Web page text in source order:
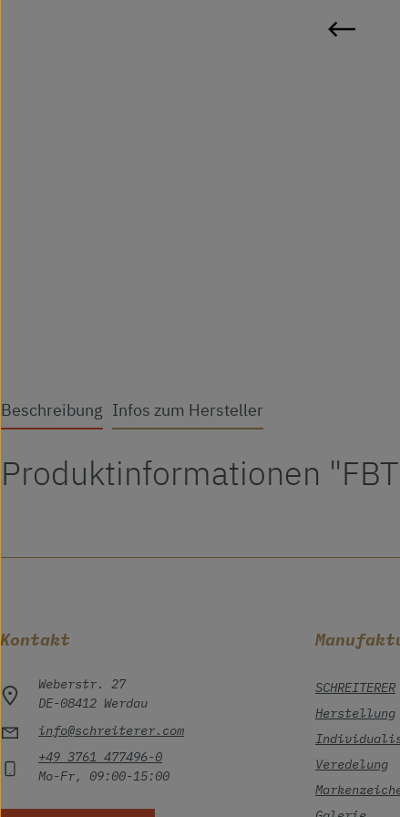
Beschreibung Infos zum Hersteller
Produktinformationen
Kontakt
Weberstr. 27
DE-08412 Werdau
info@schreiterer.com
+49 3761 477496-0
Mo-Fr, 09:00-15:00
SCHREITERER
Herstellung
Veredelung